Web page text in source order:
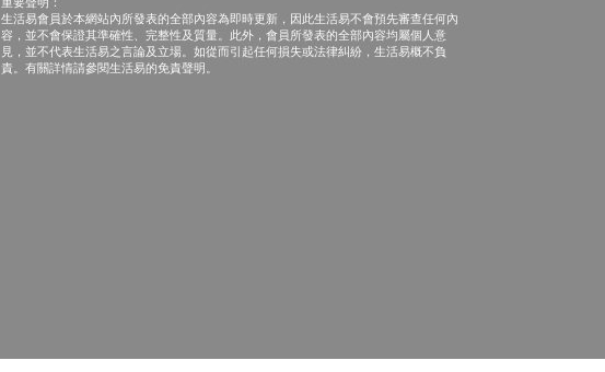
生活易會員於本網站內所發表的全部內容為即時更新，因此生活易不會預先審查任何內
容，並不會保證其準確性、完整性及質量。此外，會員所發表的全部內容均屬個人意
見，並不代表生活易之言論及立場。如從而引起任何損失或法律糾紛，生活易概不負
責。有關詳情請參閱生活易的免責聲明。